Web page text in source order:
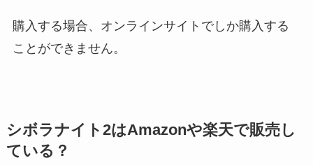
購入する場合、オンラインサイトでしか購入する
ことができません。
シボラナイト2はAmazonや楽天で販売し
ている？